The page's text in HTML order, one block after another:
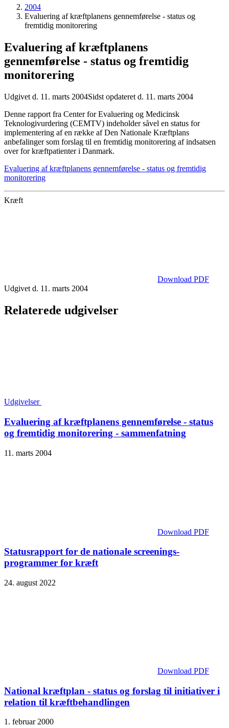
2004
Evaluering af kræftplanens gennemførelse - status og
fremtidig monitorering
Evaluering af kræftplanens
gennemførelse - status og fremtidig
monitorering
Udgivet d. 11. marts 2004Sidst opdateret d. 11. marts 2004
Denne rapport fra Center for Evaluering og Medicinsk
Teknologivurdering (CEMTV) indeholder såvel en status for
implementering af en række af Den Nationale Kræftplans
anbefalinger som forslag til en fremtidig monitorering af indsatsen
over for kræftpatienter i Danmark.
Evaluering af kræftplanens gennemførelse - status og fremtidig
monitorering
Kræft
Download PDF
Udgivet d. 11. marts 2004
Relaterede udgivelser
Udgivelser
Evaluering af kræftplanens gennemførelse - status
og fremtidig monitorering - sammenfatning
11. marts 2004
Download PDF
Statusrapport for de nationale screenings­
programmer for kræft
24. august 2022
Download PDF
National kræftplan - status og forslag til initiativer i
relation til kræftbehandlingen
1. februar 2000